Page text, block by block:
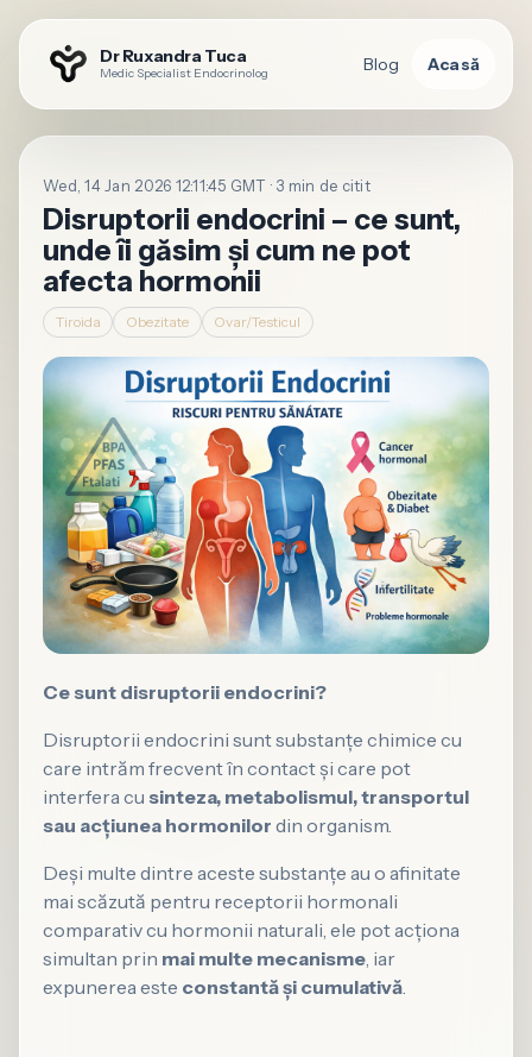
Dr Ruxandra Tuca
Medic Specialist Endocrinolog
Blog Acasă
Wed, 14 Jan 2026 12:11:45 GMT · 3 min de citit
Disruptorii endocrini – ce sunt,
unde îi găsim și cum ne pot
afecta hormonii
Tiroida Obezitate Ovar/Testicul
Ce sunt disruptorii endocrini?
Disruptorii endocrini sunt substanțe chimice cu
care intrăm frecvent în contact și care pot
interfera cusinteza, metabolismul, transportul
sau acțiunea hormonilor din organism.
Deși multe dintre aceste substanțe au o afinitate
mai scăzută pentru receptorii hormonali
comparativ cu hormonii naturali, ele pot acționa
simultan prin mai multe mecanisme , iar
expunerea este constantă și cumulativă